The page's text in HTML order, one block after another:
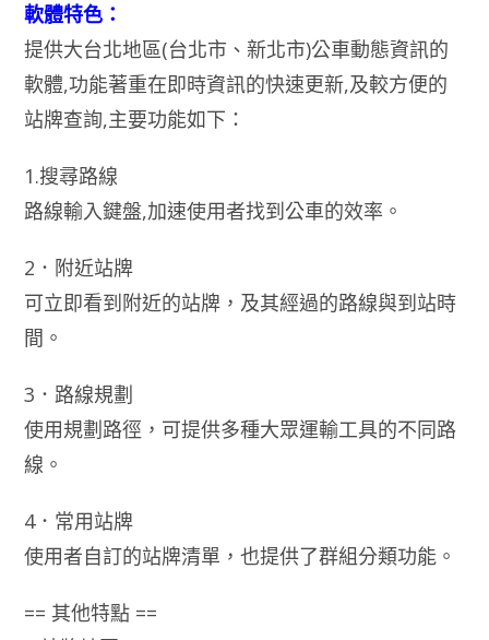
軟體特色：
提供大台北地區(台北市、新北市)公車動態資訊的
軟體,功能著重在即時資訊的快速更新,及較方便的
站牌查詢,主要功能如下：
1.搜尋路線
路線輸入鍵盤,加速使用者找到公車的效率。
2．附近站牌
可立即看到附近的站牌，及其經過的路線與到站時
間。
3．路線規劃
使用規劃路徑，可提供多種大眾運輸工具的不同路
線。
4．常用站牌
使用者自訂的站牌清單，也提供了群組分類功能。
== 其他特點 ==